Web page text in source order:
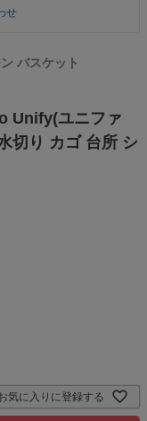
せ
バスケット
Unify(ユニファ
切り カゴ 台所 シ
気に入りに登録する